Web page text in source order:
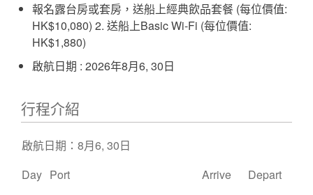
報名露台房或套房，送船上經典飲品套餐 (每位價值:
HK$10,080) 2. 送船上Basic Wi-Fi (每位價值:
HK$1,880)
啟航日期 : 2026年8月6, 30日
行程介紹
啟航日期：8月6, 30日
Day Port Arrive Depart